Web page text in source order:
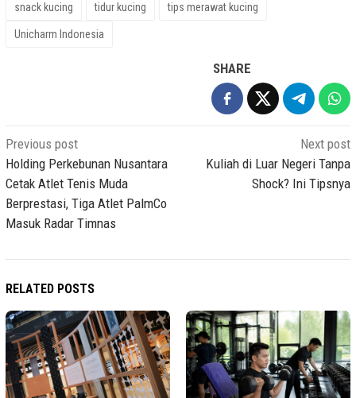
snack kucing tidur kucing tips merawat kucing
Unicharm Indonesia
SHARE
Post
navigation
Previous post
Holding Perkebunan Nusantara
Cetak Atlet Tenis Muda
Berprestasi, Tiga Atlet PalmCo
Masuk Radar Timnas
Next post
Kuliah di Luar Negeri Tanpa
Shock? Ini Tipsnya
RELATED POSTS